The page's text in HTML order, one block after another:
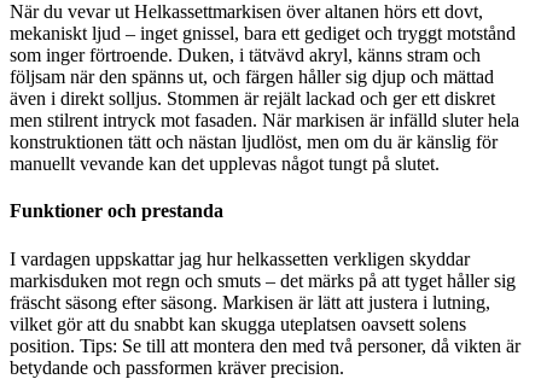
När du vevar ut Helkassettmarkisen över altanen hörs ett dovt,
mekaniskt ljud – inget gnissel, bara ett gediget och tryggt motstånd
som inger förtroende. Duken, i tätvävd akryl, känns stram och
följsam när den spänns ut, och färgen håller sig djup och mättad
även i direkt solljus. Stommen är rejält lackad och ger ett diskret
men stilrent intryck mot fasaden. När markisen är infälld sluter hela
konstruktionen tätt och nästan ljudlöst, men om du är känslig för
manuellt vevande kan det upplevas något tungt på slutet.
Funktioner och prestanda
I vardagen uppskattar jag hur helkassetten verkligen skyddar
markisduken mot regn och smuts – det märks på att tyget håller sig
fräscht säsong efter säsong. Markisen är lätt att justera i lutning,
vilket gör att du snabbt kan skugga uteplatsen oavsett solens
position. Tips: Se till att montera den med två personer, då vikten är
betydande och passformen kräver precision.